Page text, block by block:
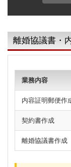
離婚協議書・
業務内容
内容証明郵便作
契約書作成
離婚協議書作成